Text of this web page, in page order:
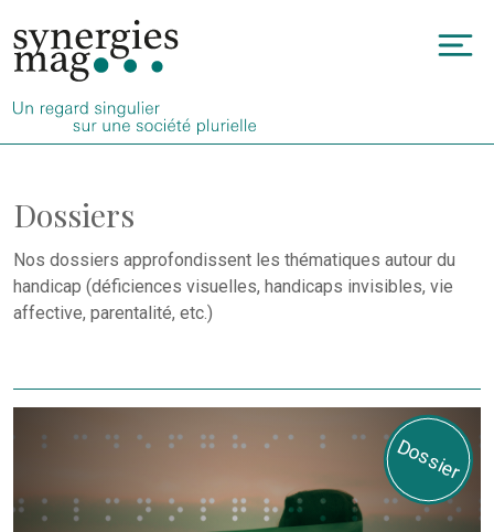
au
contenu
Dossiers
Nos dossiers approfondissent les thématiques autour du
handicap (déficiences visuelles, handicaps invisibles, vie
affective, parentalité, etc.)